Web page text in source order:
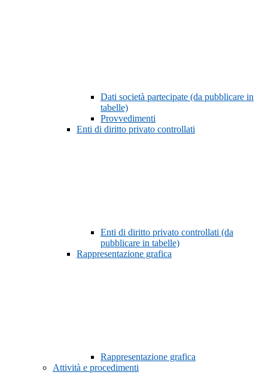
Dati società partecipate (da pubblicare in
tabelle)
Provvedimenti
Enti di diritto privato controllati
Enti di diritto privato controllati (da
pubblicare in tabelle)
Rappresentazione grafica
Rappresentazione grafica
Attività e procedimenti